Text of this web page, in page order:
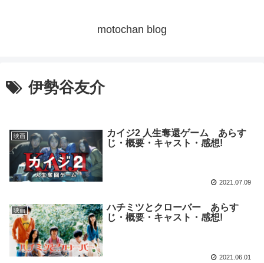
motochan blog
伊勢谷友介
映画
カイジ2 人生奪還ゲーム あらす
じ・概要・キャスト・感想!
2021.07.09
映画
ハチミツとクローバー あらす
じ・概要・キャスト・感想!
2021.06.01